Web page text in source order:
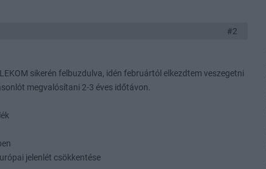
#2
sikerén felbuzdulva, idén februártól elkezdtem veszegetni
megvalósítani 2-3 éves időtávon.
jelenlét csökkentése